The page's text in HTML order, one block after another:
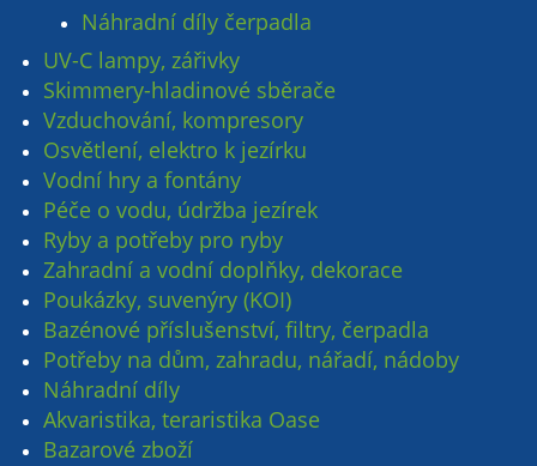
Náhradní díly čerpadla
UV-C lampy, zářivky
Skimmery-hladinové sběrače
Vzduchování, kompresory
Osvětlení, elektro k jezírku
Vodní hry a fontány
Péče o vodu, údržba jezírek
Ryby a potřeby pro ryby
Zahradní a vodní doplňky, dekorace
Poukázky, suvenýry (KOI)
Bazénové příslušenství, filtry, čerpadla
Potřeby na dům, zahradu, nářadí, nádoby
Náhradní díly
Akvaristika, teraristika Oase
Bazarové zboží